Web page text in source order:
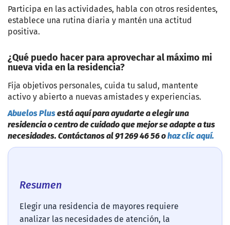
Participa en las actividades, habla con otros residentes,
establece una rutina diaria y mantén una actitud
positiva.
¿Qué puedo hacer para aprovechar al máximo mi
nueva vida en la residencia?
Fija objetivos personales, cuida tu salud, mantente
activo y abierto a nuevas amistades y experiencias.
Abuelos Plusestá aquí para ayudarte a elegir una
residencia o centro de cuidado que mejor se adapte a tus
necesidades. Contáctanos al 91 269 46 56 ohaz clic aquí.
Resumen
Elegir una residencia de mayores requiere
analizar las necesidades de atención, la